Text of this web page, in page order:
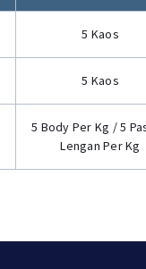
5 Kaos
5 Kaos
5 Body Per Kg / 5
Lengan Per Kg